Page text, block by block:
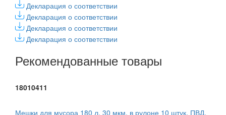
Декларация о соответствии
Декларация о соответствии
Декларация о соответствии
Декларация о соответствии
Рекомендованные товары
18010411
Мешки для мусора 180 л, 30 мкм, в рулоне 10 штук, ПВД,